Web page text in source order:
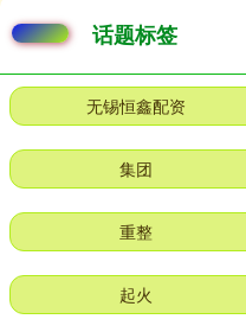
话题标签
无锡恒鑫配资
集团
重整
起火